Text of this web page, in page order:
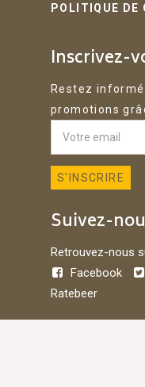
POLITIQUE DE
Inscrivez-
Restez
promotions
Suivez-
Retrouvez-nous
Facebook
Ratebeer